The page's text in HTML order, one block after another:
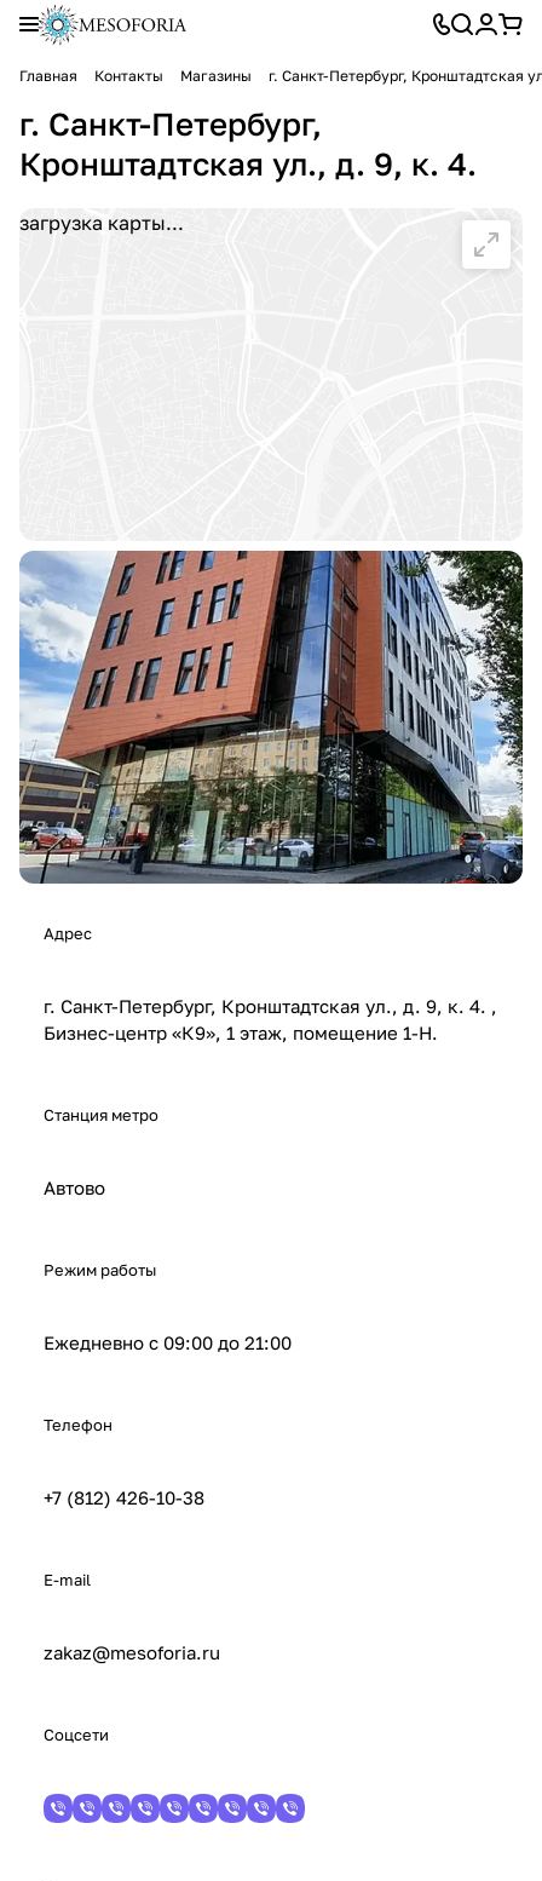
Главная Контакты Магазины г. Санкт-Петербург, Кронштадтская
г. Санкт-Петербург,
Кронштадтская ул., д. 9, к. 4.
загрузка карты...
Адрес
г. Санкт-Петербург, Кронштадтская ул., д. 9, к. 4. ,
Бизнес-центр «К9», 1 этаж, помещение 1-Н.
Станция метро
Автово
Режим работы
Ежедневно с 09:00 до 21:00
Телефон
+7 (812) 426-10-38
E-mail
zakaz@mesoforia.ru
Соцсети